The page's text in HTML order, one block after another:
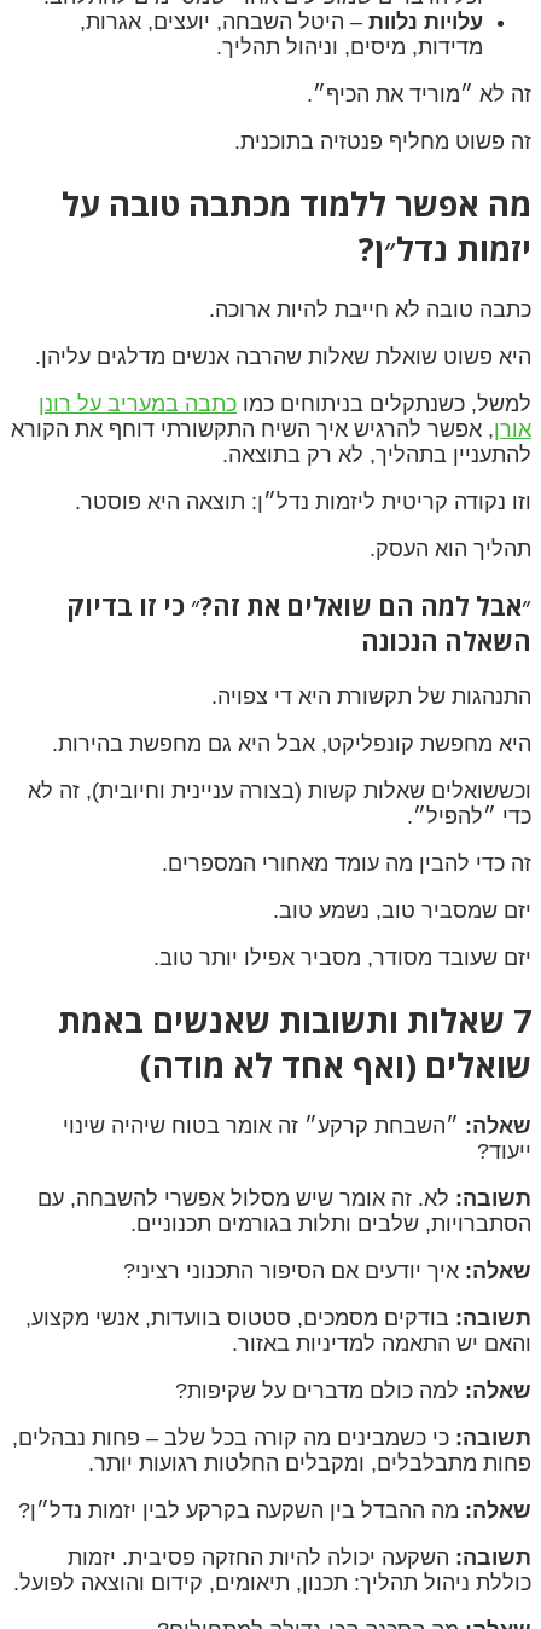
עלויות נלוות – היטל השבחה, יועצים, אגרות,
מדידות, מיסים, וניהול תהליך.
זה לא ״מוריד את הכיף״.
זה פשוט מחליף פנטזיה בתוכנית.
מה אפשר ללמוד מכתבה טובה על
יזמות נדל״ן?
כתבה טובה לא חייבת להיות ארוכה.
היא פשוט שואלת שאלות שהרבה אנשים מדלגים עליהן.
למשל, כשנתקלים בניתוחים כמו כתבה במעריב על רונן
אורן, אפשר להרגיש איך השיח התקשורתי דוחף את הקורא
להתעניין בתהליך, לא רק בתוצאה.
וזו נקודה קריטית ליזמות נדל״ן: תוצאה היא פוסטר.
תהליך הוא העסק.
״אבל למה הם שואלים את זה?״ כי זו בדיוק
השאלה הנכונה
התנהגות של תקשורת היא די צפויה.
היא מחפשת קונפליקט, אבל היא גם מחפשת בהירות.
וכששואלים שאלות קשות (בצורה עניינית וחיובית), זה לא
כדי ״להפיל״.
זה כדי להבין מה עומד מאחורי המספרים.
יזם שמסביר טוב, נשמע טוב.
יזם שעובד מסודר, מסביר אפילו יותר טוב.
7 שאלות ותשובות שאנשים באמת
שואלים (ואף אחד לא מודה)
שאלה: ״השבחת קרקע״ זה אומר בטוח שיהיה שינוי
ייעוד?
תשובה: לא. זה אומר שיש מסלול אפשרי להשבחה, עם
הסתברויות, שלבים ותלות בגורמים תכנוניים.
שאלה: איך יודעים אם הסיפור התכנוני רציני?
תשובה: בודקים מסמכים, סטטוס בוועדות, אנשי מקצוע,
והאם יש התאמה למדיניות באזור.
שאלה: למה כולם מדברים על שקיפות?
תשובה: כי כשמבינים מה קורה בכל שלב – פחות נבהלים,
פחות מתבלבלים, ומקבלים החלטות רגועות יותר.
שאלה: מה ההבדל בין השקעה בקרקע לבין יזמות נדל״ן?
תשובה: השקעה יכולה להיות החזקה פסיבית. יזמות
כוללת ניהול תהליך: תכנון, תיאומים, קידום והוצאה לפועל.